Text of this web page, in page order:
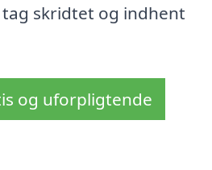
skridtet og indhent
og uforpligtende